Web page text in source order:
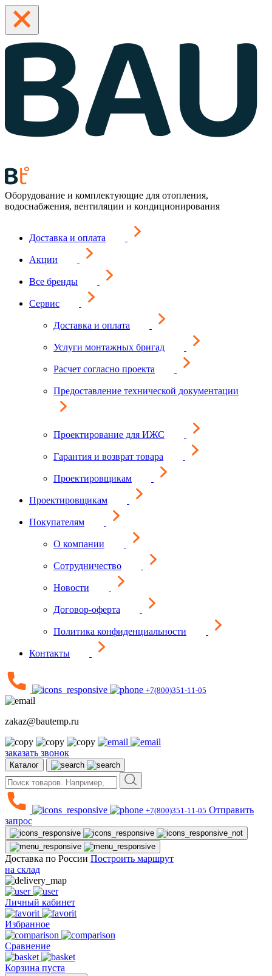
Оборудование и комплектующие для отопления,
водоснабжения, вентиляции и кондиционирования
Доставка и оплата
Акции
Все бренды
Сервис
Доставка и оплата
Услуги монтажных бригад
Расчет согласно проекта
Предоставление технической документации
Проектирование для ИЖС
Гарантия и возврат товара
Проектировщикам
Проектировщикам
Покупателям
О компании
Сотрудничество
Новости
Договор-оферта
Политика конфиденциальности
Контакты
+7(800)351-11-05
zakaz@bautemp.ru
заказать звонок
Каталог
+7(800)351-11-05 Отправить
запрос
Доставка по России Построить маршрут
на склад
Личный кабинет
Избранное
Сравнение
Корзина пуста